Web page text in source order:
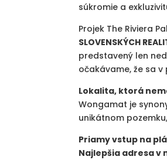
súkromie a
Projek The Riviera
SLOVENSKÝCH
predstavený len
očakávame, že sa
Lokalita, ktorá
Wongamat je
unikátnom
Priamy vstup na
Najlepšia adresa v